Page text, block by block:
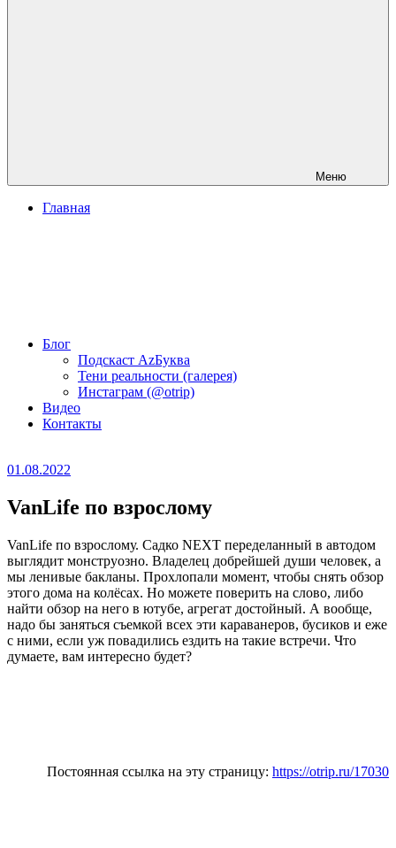
Меню
Главная
Блог
Подскаст АzБуква
Тени реальности (галерея)
Инстаграм (@otrip)
Видео
Контакты
Опубликовано
01.08.2022
VanLife по взрослому
VanLife по взрослому. Садко NEXT переделанный в автодом
выглядит монструозно. Владелец добрейшей души человек, а
мы ленивые бакланы. Прохлопали момент, чтобы снять обзор
этого дома на колёсах. Но можете поверить на слово, либо
найти обзор на него в ютубе, агрегат достойный. А вообще,
надо бы заняться съемкой всех эти караванеров, бусиков и еже
с ними, если уж повадились ездить на такие встречи. Что
думаете, вам интересно будет?
Постоянная ссылка на эту страницу: https://otrip.ru/17030